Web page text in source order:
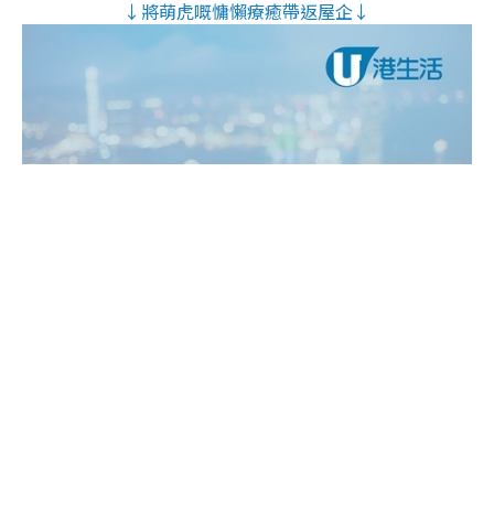
↓將萌虎嘅慵懶療癒帶返屋企↓